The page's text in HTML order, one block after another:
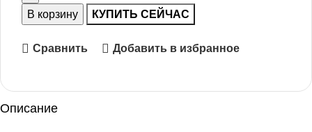
В корзину КУПИТЬ СЕЙЧАС
Сравнить Добавить в избранное
Описание